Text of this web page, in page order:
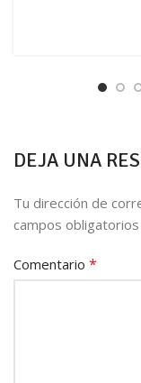
DEJA UNA
Tu dirección de
campos
Comentario *